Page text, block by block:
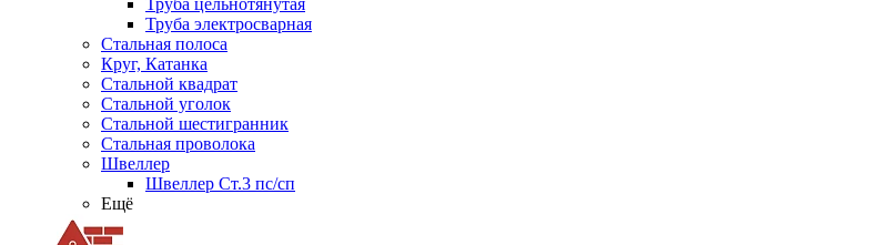
Труба цельнотянутая
Труба электросварная
Стальная полоса
Круг, Катанка
Стальной квадрат
Стальной уголок
Стальной шестигранник
Стальная проволока
Швеллер
Швеллер Ст.3 пс/сп
Ещё